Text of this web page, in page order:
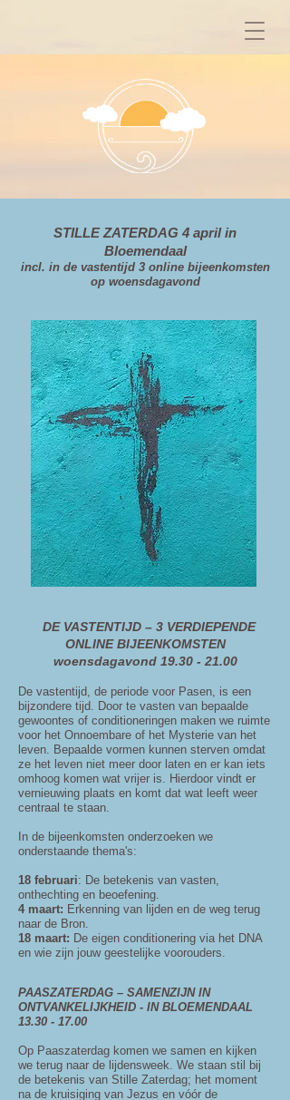
STILLE ZATERDAG 4 april in
Bloemendaal
incl. in de vastentijd 3 online bijeenkomsten
op woensdagavond
DE VASTENTIJD – 3 VERDIEPENDE
ONLINE BIJEENKOMSTEN
woensdagavond 19.30 - 21.00
De vastentijd, de periode voor Pasen, is een
bijzondere tijd. Door te vasten van bepaalde
gewoontes of conditioneringen maken we ruimte
voor het Onnoembare of het Mysterie van het
leven. Bepaalde vormen kunnen sterven omdat
ze het leven niet meer door laten en er kan iets
omhoog komen wat vrijer is. Hierdoor vindt er
vernieuwing plaats en komt dat wat leeft weer
centraal te staan.
In de bijeenkomsten onderzoeken we
onderstaande thema's:
​18 februari: De betekenis van vasten,
onthechting en beoefening.
4 maart: Erkenning van lijden en de weg terug
naar de Bron.
18 maart: De eigen conditionering via het DNA
en wie zijn jouw geestelijke voorouders.
PAASZATERDAG – SAMENZIJN IN
ONTVANKELIJKHEID - IN BLOEMENDAAL
13.30 - 17.00
Op Paaszaterdag komen we samen en kijken
we terug naar de lijdensweek. We staan stil bij
de betekenis van Stille Zaterdag; het moment
na de kruisiging van Jezus en vóór de